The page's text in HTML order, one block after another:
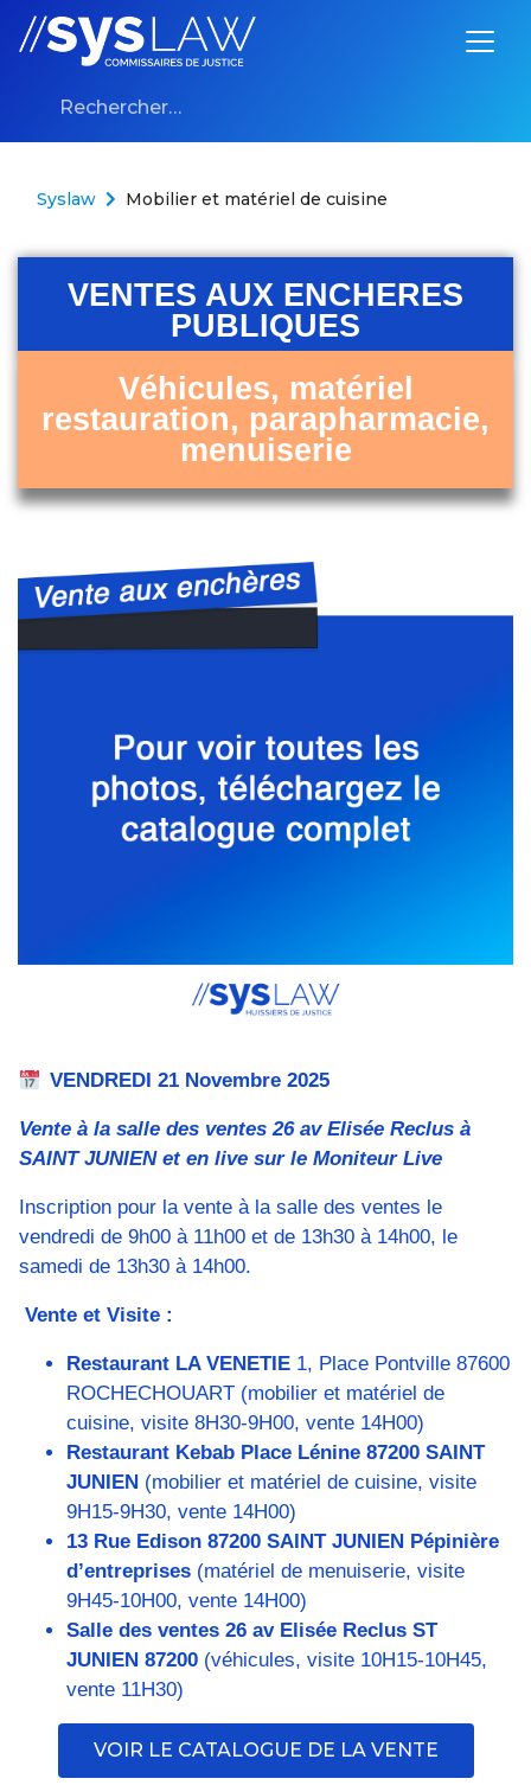
Aller au contenu
Syslaw Mobilier et matériel de cuisine
VENTES AUX ENCHERES
PUBLIQUES
Véhicules, matériel
restauration, parapharmacie,
menuiserie
VENDREDI 21 Novembre 2025
Vente à la salle des ventes 26 av Elisée Reclus à
SAINT JUNIEN et en live sur le Moniteur Live
Inscription pour la vente à la salle des ventes le
vendredi de 9h00 à 11h00 et de 13h30 à 14h00, le
samedi de 13h30 à 14h00.
Vente et Visite :
Restaurant LA VENETIE 1, Place Pontville 87600
ROCHECHOUART (mobilier et matériel de
cuisine, visite 8H30-9H00, vente 14H00)
Restaurant Kebab Place Lénine 87200 SAINT
JUNIEN (mobilier et matériel de cuisine, visite
9H15-9H30, vente 14H00)
13 Rue Edison 87200 SAINT JUNIEN Pépinière
d’entreprises (matériel de menuiserie, visite
9H45-10H00, vente 14H00)
Salle des ventes 26 av Elisée Reclus ST
JUNIEN 87200 (véhicules, visite 10H15-10H45,
vente 11H30)
VOIR LE CATALOGUE DE LA VENTE